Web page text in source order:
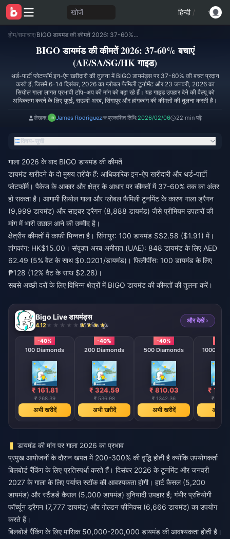
खोजें हिन्दी /
होम/समाचार/ BIGO डायमंड की कीमतें 2026: 37-60% बचाएं (AE/SA/SG/HK गाइड)
BIGO डायमंड की कीमतें 2026: 37-60% बचाएं
(AE/SA/SG/HK गाइड)
थर्ड-पार्टी प्लेटफॉर्म इन-ऐप खरीदारी की तुलना में BIGO डायमंड्स पर 37-60% की बचत प्रदान
करते हैं, जिसमें 6-14 दिसंबर, 2026 का ग्लोबल फैमिली टूर्नामेंट और 23 जनवरी, 2026 का
सियोल गाला लागत प्रभावी टॉप-अप की मांग को बढ़ा रहे हैं। यह गाइड उपहार देने की वैल्यू को
अधिकतम करने के लिए यूएई, सऊदी अरब, सिंगापुर और हांगकांग की कीमतों की तुलना करती है।
लेखक: James Rodriguez प्रकाशित तिथि:2026/02/06 22 min पढ़ें
विषय-सूची
गाला 2026 के बाद BIGO डायमंड की कीमतें
डायमंड खरीदने के दो मुख्य तरीके हैं: आधिकारिक इन-ऐप खरीदारी और थर्ड-पार्टी
प्लेटफॉर्म। पैकेज के आकार और क्षेत्र के आधार पर कीमतों में 37-60% तक का अंतर
हो सकता है। आगामी सियोल गाला और ग्लोबल फैमिली टूर्नामेंट के कारण गाला ड्रैगन
(9,999 डायमंड) और साइबर ड्रैगन (8,888 डायमंड) जैसे प्रीमियम उपहारों की
मांग में भारी उछाल आने की उम्मीद है।
क्षेत्रीय कीमतों में काफी भिन्नता है। सिंगापुर: 100 डायमंड S$2.58 ($1.91) में।
हांगकांग: HK$15.00। संयुक्त अरब अमीरात (UAE): 848 डायमंड के लिए AED
62.49 (5% वैट के साथ $0.0201/डायमंड)। फिलीपींस: 100 डायमंड के लिए
₱128 (12% वैट के साथ $2.28)।
सबसे अच्छी दरों के लिए विभिन्न क्षेत्रों में BIGO डायमंड की कीमतों की तुलना करें।
Bigo Live डायमंड्स
4.12 857 बिक चुके
और देखें ›
-40%
100 Diamonds
₹ 161.81
₹ 268.39
अभी खरीदें
-40%
200 Diamonds
₹ 324.59
₹ 536.98
अभी खरीदें
-40%
500 Diamonds
₹ 810.03
₹ 1342.36
अभी खरीदें
1000
₹
₹
अभी
डायमंड की मांग पर गाला 2026 का प्रभाव
प्रमुख आयोजनों के दौरान खपत में 200-300% की वृद्धि होती है क्योंकि उपयोगकर्ता
बिलबोर्ड रैंकिंग के लिए प्रतिस्पर्धा करते हैं। दिसंबर 2026 के टूर्नामेंट और जनवरी
2027 के गाला के लिए पर्याप्त स्टॉक की आवश्यकता होगी। हार्ट कैसल (5,200
डायमंड) और स्टैंडर्ड कैसल (5,000 डायमंड) बुनियादी उपहार हैं; गंभीर प्रतियोगी
फॉर्च्यून ड्रैगन (7,777 डायमंड) और गोल्डन फीनिक्स (6,666 डायमंड) का उपयोग
करते हैं।
बिलबोर्ड रैंकिंग के लिए मासिक 50,000-200,000 डायमंड की आवश्यकता होती है।